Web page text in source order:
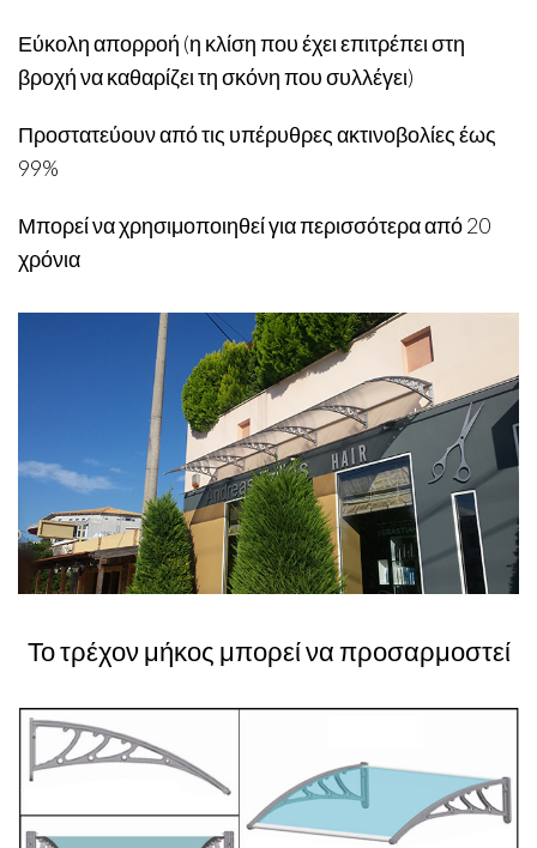
Εύκολη απορροή (η κλίση που έχει επιτρέπει στη
βροχή να καθαρίζει τη σκόνη που συλλέγει)
Προστατεύουν από τις υπέρυθρες ακτινοβολίες έως
99%
Μπορεί να χρησιμοποιηθεί για περισσότερα από 20
χρόνια
Το τρέχον μήκος μπορεί να προσαρμοστεί